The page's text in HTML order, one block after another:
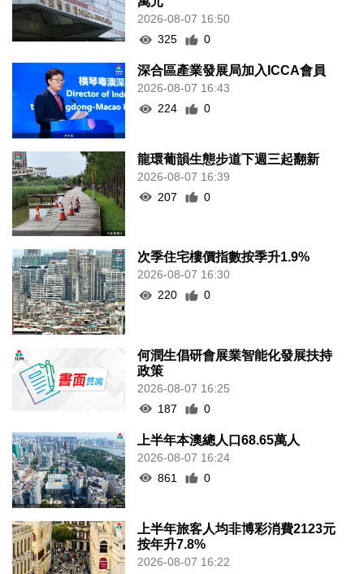
2026-08-07 16:50
325
0
深合區產業發展局加入ICCA會員
2026-08-07 16:43
224
0
龍環葡韻生態步道下週三起翻新
2026-08-07 16:39
207
0
次季住宅樓價指數按季升1.9%
2026-08-07 16:30
220
0
何潤生倡研會展業智能化發展扶持
政策
2026-08-07 16:25
187
0
上半年本澳總人口68.65萬人
2026-08-07 16:24
861
0
上半年旅客人均非博彩消費2123元
按年升7.8%
2026-08-07 16:22